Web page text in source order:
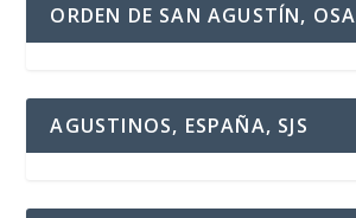
ORDEN DE SAN AGUSTÍN, OSA
AGUSTINOS, ESPAÑA, SJS